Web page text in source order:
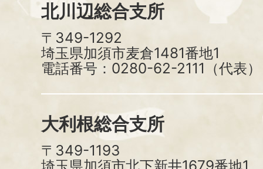
北川辺総合支所
〒349-1292
埼玉県加須市麦倉1481番地1
電話番号：0280-62-2111（代表）
大利根総合支所
〒349-1193